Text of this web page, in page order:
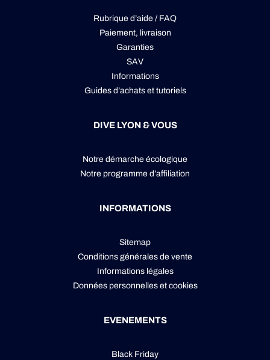
Rubrique d’aide / FAQ
Paiement, livraison
Garanties
SAV
Informations
Guides d’achats et tutoriels
DIVE LYON & VOUS
Notre démarche écologique
Notre programme d’affiliation
INFORMATIONS
Sitemap
Conditions générales de vente
Informations légales
Données personnelleset cookies
EVENEMENTS
Black Friday